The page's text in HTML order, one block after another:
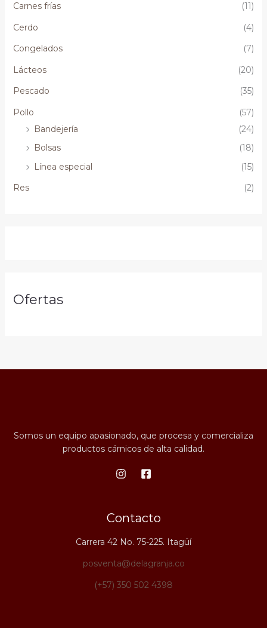
Carnes frías
(11)
Cerdo
(4)
Congelados
(7)
Lácteos
(20)
Pescado
(35)
Pollo
(57)
Bandejería
(24)
Bolsas
(18)
Línea especial
(15)
Res
(2)
Ofertas
Somos un equipo apasionado, que procesa y comercializa
productos cárnicos de alta calidad.
Contacto
Carrera 42 No. 75-225. Itagüí
posventa@delagranja.co
(+57) 350 502 4398